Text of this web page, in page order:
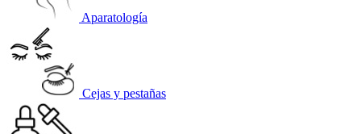
Aparatología
Cejas y pestañas